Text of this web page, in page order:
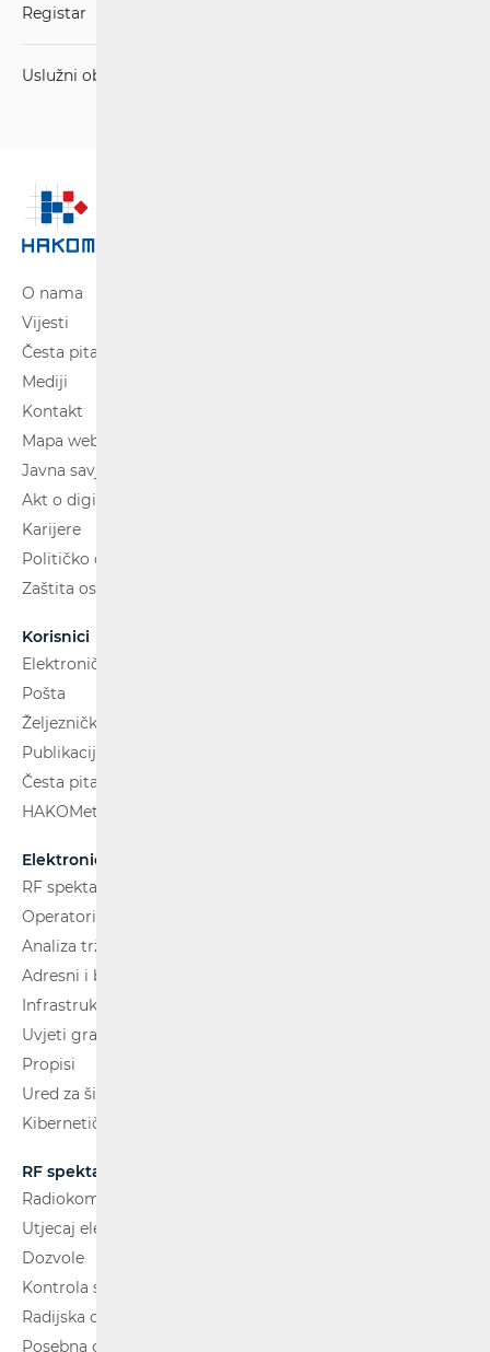
Registar
Uslužni objekti i usluge
O nama
Vijesti
Česta pitanja
Mediji
Kontakt
Mapa weba
Javna savjetovanja
Akt o digitalnim uslugama
Karijere
Političko oglašavanje
Zaštita osobnih podataka
Korisnici
Elektroničke komunikacije
Pošta
Željeznički putnički prijevoz
Publikacije
Česta pitanja
HAKOMetar
Elektroničke komunikacije
RF spektar
Operatori i usluge
Analiza tržišta
Adresni i brojevni prostor
Infrastruktura
Uvjeti gradnje
Propisi
Ured za širokopojasnost (BCO)
Kibernetička sigurnost
RF spektar
Radiokomunikacije i radiodifuzija
Utjecaj elektromagnetskih polja (EMP)
Dozvole
Kontrola spektra
Radijska oprema
Posebna ovlaštenja